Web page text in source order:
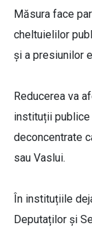
Măsura face
cheltuielilor
și a presiunilor
Reducerea va
instituții
deconcentrate
sau Vaslui.
În instituțiile
Deputaților și